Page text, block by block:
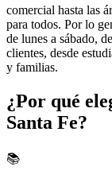
comercial hasta las
para todos. Por lo
de lunes a sábado,
clientes, desde
y familias.
¿Por qué
Santa Fe?
📚